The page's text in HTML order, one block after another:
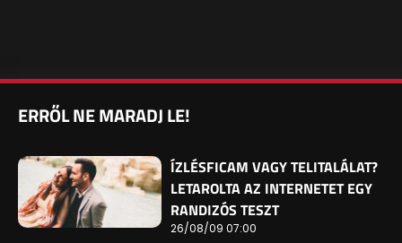
ERRŐL NE MARADJ LE!
ÍZLÉSFICAM VAGY TELITALÁLAT?
LETAROLTA AZ INTERNETET EGY
RANDIZÓS TESZT
26/08/09 07:00